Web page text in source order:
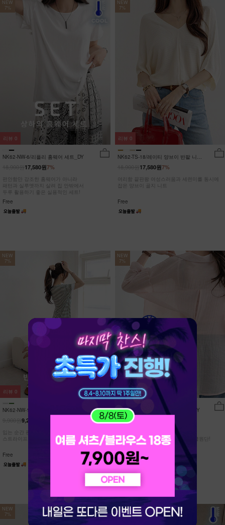
NEW
7%
NK62-NW-6/리플리 홈웨어 세트_DY
7%
17,580원
편안함만 강조한 홈웨어가 아니라
패턴과 실루엣까지 살려 집 안밖에서
두루 활용하기 좋은 실용적인 세트!
Free
리뷰 0
NEW
7%
NK62-TS-18/레이티 양브이 반팔 니트
7%
17,580원
여리함 끝판왕 여성스러움과 세련미를 동시에
잡은 양브이 골지 니트
Free
리뷰 0
NEW
7%
NK62-NW-11/유포니 반팔+반바지 홈웨
9,210원
입는 순간 편안함이 달라지는 캡내장
스트라이프 홈웨어 SET
Free
리뷰 0
NEW
7%
NK62-TS-32/일루민 뒤트임 셔츠_DY
21,900원
[ 답답한ZERO! 시스루 원단! ]
[55-99] 은은하게 반짝이는 고급링클원단!
자연스럽게 흐르는 핏!
Free
리뷰15
NEW
7%
NEW
7%